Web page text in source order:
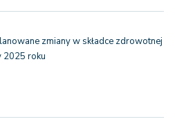
zmiany w składce zdrowotnej
2025 roku